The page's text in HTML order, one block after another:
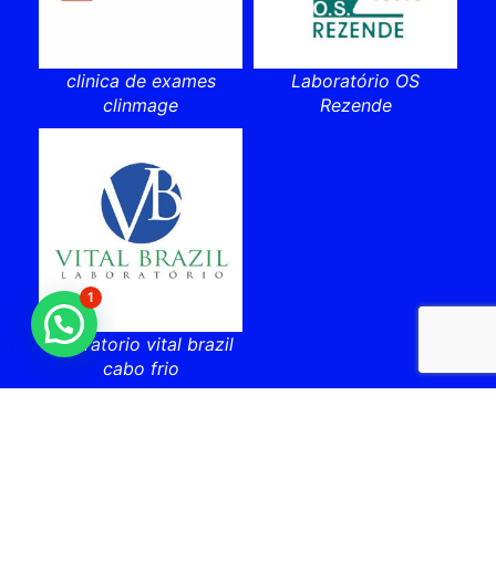
clinica de exames
clinmage
Laboratório OS
Rezende
laboratorio vital brazil
cabo frio
1